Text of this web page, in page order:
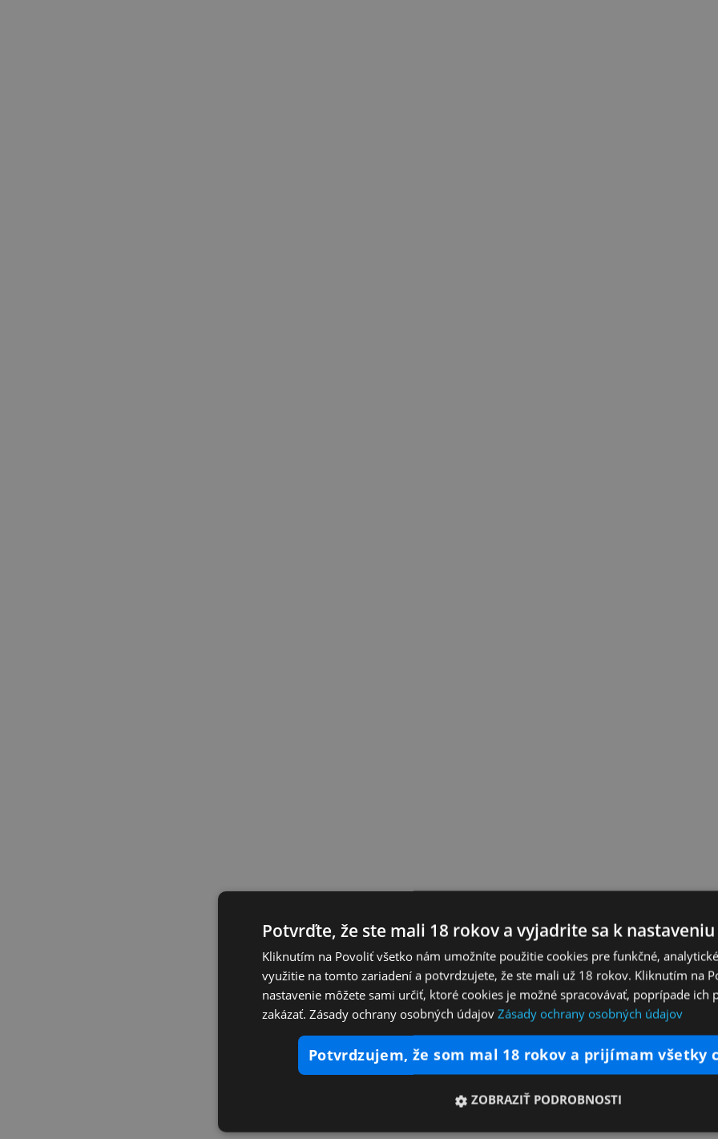
Potvrďte, že ste mali 18 rokov a vyjadrite sa k
Kliknutím na Povoliť všetko nám umožníte použitie cookies pre funkčné,
využitie na tomto zariadení a potvrdzujete, že ste mali už 18 rokov. Kliknutím na
nastavenie môžete sami určiť, ktoré cookies je možné spracovávať, poprípade ich
zakázať. Zásady ochrany osobných údajov Zásady ochrany osobných údajov
potvrdzujem, že som mal 18 rokov a prijímam všetky
ZOBRAZIŤ PODROBNOSTI